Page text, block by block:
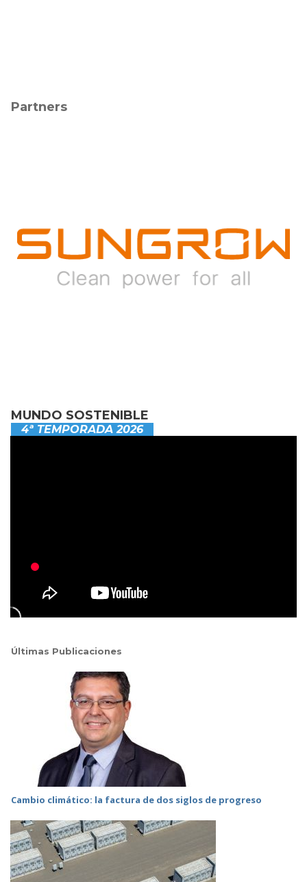
Partners
MUNDO SOSTENIBLE
4ª TEMPORADA 2026
Últimas Publicaciones
Cambio climático: la factura de dos siglos de progreso